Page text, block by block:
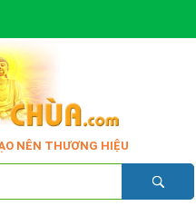
NÊN THƯƠNG HIỆU